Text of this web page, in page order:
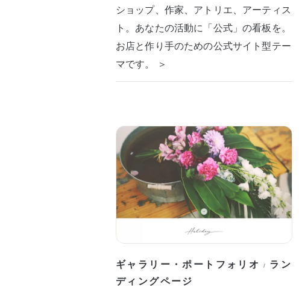
ショップ、作家、アトリエ、アーティス
ト。あなたの活動に「公式」の看板を。
お店と作り手のための公式サイト型テー
マです。 ＞
ギャラリー・ポートフォリオ / ラン
ディングページ